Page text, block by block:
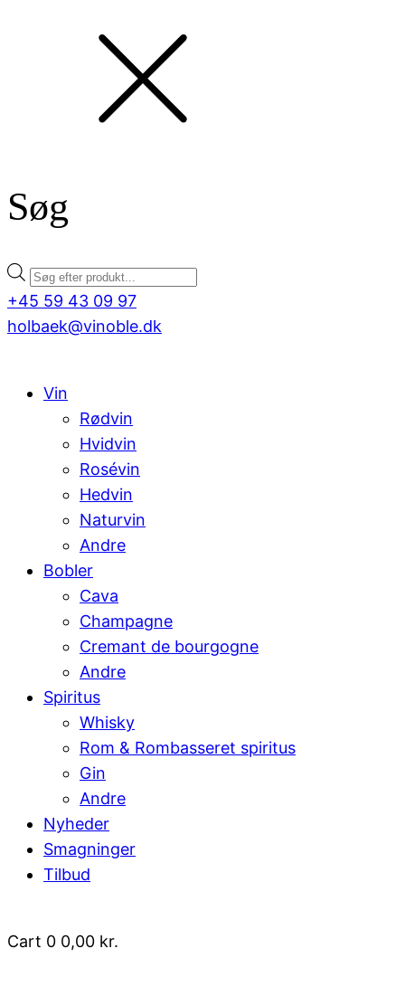
Søg
Products
search
+45 59 43 09 97
holbaek@vinoble.dk
Vin
Rødvin
Hvidvin
Rosévin
Hedvin
Naturvin
Andre
Bobler
Cava
Champagne
Cremant de bourgogne
Andre
Spiritus
Whisky
Rom & Rombasseret spiritus
Gin
Andre
Nyheder
Smagninger
Tilbud
Cart 0 0,00 kr.